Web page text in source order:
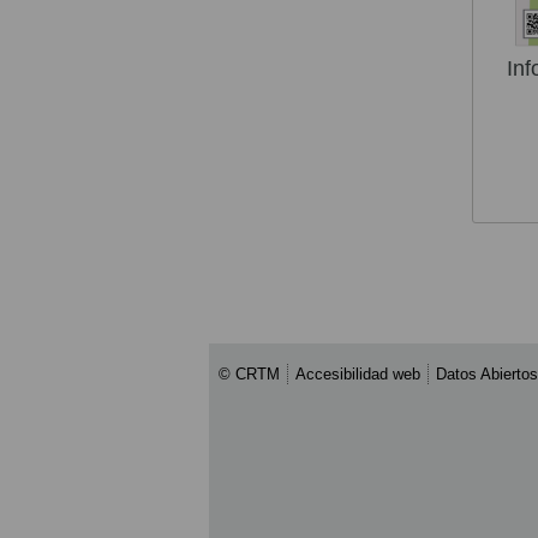
© CRTM Accesibilidad web Datos Abiertos